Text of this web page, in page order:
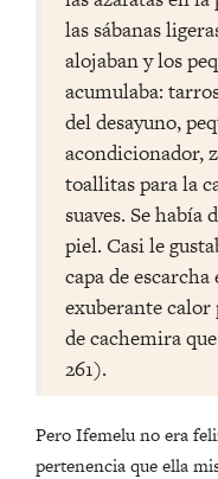
las sábanas
alojaban y los
acumulaba:
del desayuno,
acondicionador,
toallitas para la
suaves. Se había
piel. Casi le
capa de
exuberante
de cachemira
261).
Pero Ifemelu no era
pertenencia que ella